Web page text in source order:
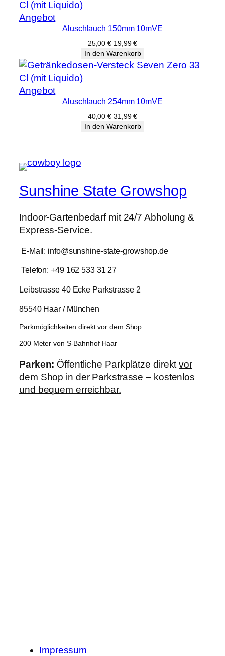
AngebotProdukt
im
Angebot
Aluschlauch 150mm 10mVE
25,00€ Ursprünglicher
Preis
war:
25,00 €
19,99€Aktueller
Preis
ist:
19,99 €.
In den Warenkorb
AngebotProdukt
im
Angebot
Aluschlauch 254mm 10mVE
40,00€ Ursprünglicher
Preis
31,99€Aktueller
Preis
In den Warenkorb
Sunshine State Growshop
Indoor-Gartenbedarf mit 24/7 Abholung &
Express-Service.
E-Mail: info@sunshine-state-growshop.de
Telefon: +49 162 533 31 27
Leibstrasse 40 Ecke Parkstrasse 2
85540 Haar / München
Parkmöglichkeiten direkt vor dem Shop
200 Meter von S-Bahnhof Haar
Parken: Öffentliche Parkplätze direktvor
dem Shop in der Parkstrasse – kostenlos
und bequem erreichbar.
Impressum